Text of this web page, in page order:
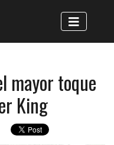
mayor toque
King